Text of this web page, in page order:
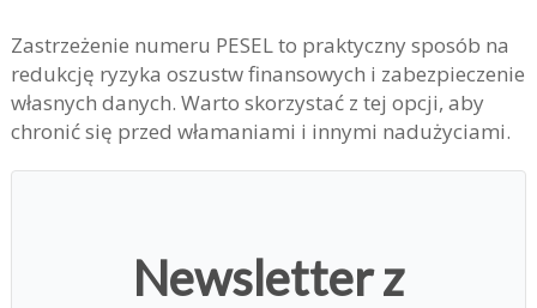
Zastrzeżenie numeru PESEL to praktyczny sposób na
redukcję ryzyka oszustw finansowych i zabezpieczenie
własnych danych. Warto skorzystać z tej opcji, aby
chronić się przed włamaniami i innymi nadużyciami.
Newsletter z